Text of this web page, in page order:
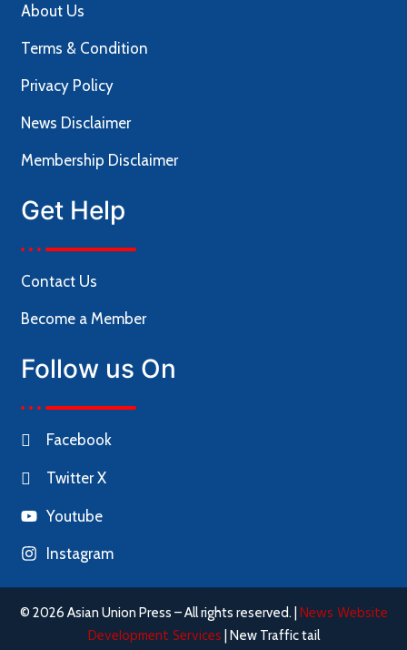
About Us
Terms & Condition
Privacy Policy
News Disclaimer
Membership Disclaimer
Get Help
Contact Us
Become a Member
Follow us On
Facebook
Twitter X
Youtube
Instagram
© 2026 Asian Union Press – All rights reserved. | News Website
Development Services | New Traffic tail